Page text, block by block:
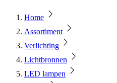
Home
Assortiment
Verlichting
Lichtbronnen
LED lampen